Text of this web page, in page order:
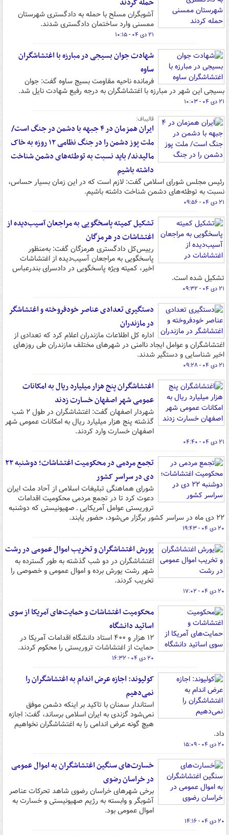
آشوبگران مسلح با حمله به دادگستری شهرستان
ممسنی وارد ساختمان دادگستری شدند.
۲۱ دی ۰۴ - ۱۰:۱۵
شهادت جوان بسیجی در مبارزه با اغتشاشگران
ساوه
فرمانده ناحیه مقاومت بسیج ساوه گفت: جوان
بسیجی این شهر در مبارزه با اغتشاشگران به درجه رفیع شهادت نایل شد.
۲۱ دی ۰۴ - ۱۰:۰۳
قالیباف:
ایران همزمان در ۴ جبهه با دشمن در جنگ است/
ملت پوز دشمن را در جنگ نظامی ۱۲ روزه به خاک
مالیدند/ باید نسبت به توطئه‌های دشمن شناخت
داشته باشیم
رئیس مجلس شورای اسلامی گفت: لازم است که در این زمان بسیار حساس،
نسبت به توطئه‌های دشمن شناخت داشته باشیم.
۲۱ دی ۰۴ - ۰۹:۵۶
تشکیل کمیته پاسخگویی به مراجعان آسیب‌دیده از
اغتشاشات در هرمزگان
رییس‌کل دادگستری هرمزگان گفت: به‌منظور
پاسخگویی به مراجعان آسیب‌دیده از اغتشاشات
اخیر، کمیته ویژه پاسخگویی در دادسرای بندرعباس
تشکیل شده است.
۲۱ دی ۰۴ - ۰۹:۳۲
دستگیری تعدادی عناصر خودفروخته و اغتشاشگر
در مازندران
اداره کل اطلاعات مازندران اعلام کرد که تعدادی از
اغتشاشگران و عوامل ایجاد ناامنی در شهرهای مختلف مازندران طی روزهای
اخیر شناسایی و دستگیر شدند.
۲۱ دی ۰۴ - ۰۹:۲۸
اغتشاشگران پنج هزار میلیارد ریال به امکانات
عمومی شهر اصفهان خسارت زدند
شهردار اصفهان گفت: اغتشاشگران در طول ۲ شب
گذشته پنج هزار میلیارد ریال به امکانات عمومی شهر
اصفهان خسارت وارد کردند.
۲۱ دی ۰۴ - ۰۴:۴۰
تجمع مردمی در محکومیت اغتشاشات؛ دوشنبه ۲۲
دی در سراسر کشور
شورای هماهنگی تبلیغات اسلامی از آحاد ملت ایران
دعوت کرد تا در تجمع مردمی محکومیت اقدامات
تروریستی عوامل آمریکایی ـ صهیونیستی که دوشنبه
۲۲ دی ماه در سراسر کشور برگزار می‌شود، حضور یابند.
۲۰ دی ۰۴ - ۱۹:۴۳
یورش اغتشاشگران و تخریب اموال عمومی در رشت
اغتشاشگران در دو شب گذشته به طور گسترده به
شهر رشت یورش برده و اموال عمومی و خصوصی را
تخریب کردند.
۲۰ دی ۰۴ - ۱۷:۰۲
محکومیت اغتشاشات و حمایت‌های آمریکا از سوی
اساتید دانشگاه
۱۲ هزار و ۴۰۰ استاد دانشگاه اقدامات آمریکا در
حمایت از اغتشاشات تروریستی را محکوم کردند.
۲۰ دی ۰۴ - ۱۶:۳۲
کولیوند: اجازه عرض اندام به اغتشاشگران را
نمی‌دهیم
استاندار سمنان با تاکید بر اینکه دشمن موفق
نمی‌شود گزندی به ایران اسلامی برساند، گفت: اجازه
هیچ گونه عرض اندامی را به اغتشاشگران نخواهیم
داد.
۲۰ دی ۰۴ - ۱۵:۰۹
خسارت‌های سنگین اغتشاشگران به اموال عمومی
در خراسان رضوی
برخی شهرهای خراسان رضوی شاهد تحرکات عناصر
آشوبگر و وابسته به رژیم صهیونیستی و خسارت به
اموال عمومی بود.
۲۰ دی ۰۴ - ۱۴:۱۶